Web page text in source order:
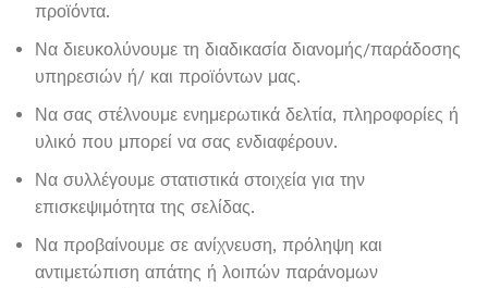
προϊόντα.
Να διευκολύνουμε τη διαδικασία διανομής/παράδοσης
υπηρεσιών ή/ και προϊόντων μας.
Να σας στέλνουμε ενημερωτικά δελτία, πληροφορίες ή
υλικό που μπορεί να σας ενδιαφέρουν.
Να συλλέγουμε στατιστικά στοιχεία για την
επισκεψιμότητα της σελίδας.
Να προβαίνουμε σε ανίχνευση, πρόληψη και
αντιμετώπιση απάτης ή λοιπών παράνομων